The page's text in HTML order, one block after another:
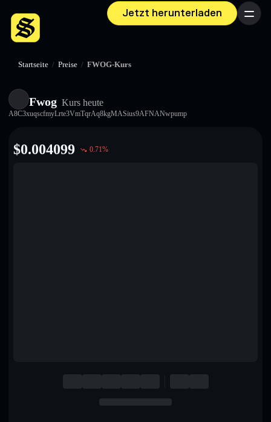
Jetzt herunterladen Menü
Startseite / Preise / FWOG-Kurs
Fwog Kurs heute
A8C3xuqscfmyLrte3VmTqrAq8kgMASius9AFNANwpump
$0.004099 0.71%